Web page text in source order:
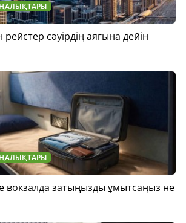
сәуірдің аяғына дейін
вокзалда затыңызды ұмытсаңыз не